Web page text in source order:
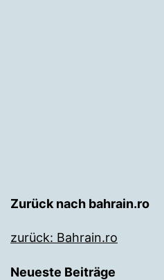
Zurück nach bahrain.ro
zurück: Bahrain.ro
Neueste Beiträge